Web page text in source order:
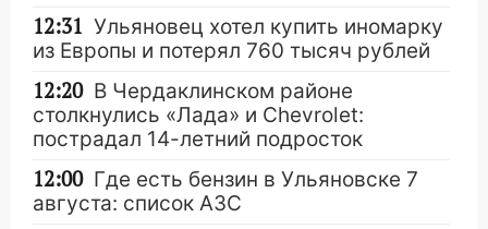
12:31 Ульяновец хотел купить иномарку
из Европы и потерял 760 тысяч рублей
12:20 В Чердаклинском районе
столкнулись «Лада» и Chevrolet:
пострадал 14-летний подросток
12:00 Где есть бензин в Ульяновске 7
августа: список АЗС